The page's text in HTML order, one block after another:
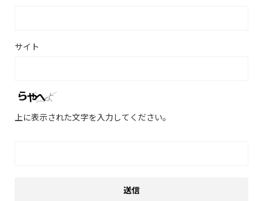
サイト
上に表示された文字を入力してください。